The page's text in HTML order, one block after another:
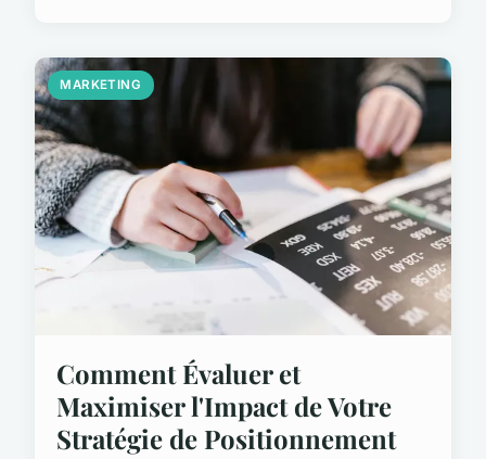
MARKETING
Comment Évaluer et
Maximiser l'Impact de Votre
Stratégie de Positionnement